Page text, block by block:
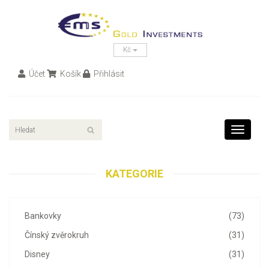
Kč
Účet Košík Přihlásit
Toggle
KATEGORIE
(73)
Bankovky
(31)
Čínský zvěrokruh
(31)
Disney